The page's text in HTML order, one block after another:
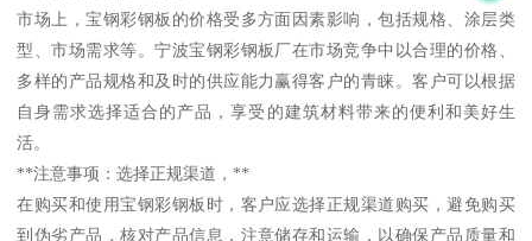
市场上，宝钢彩钢板的价格受多方面因素影响，包括规格、涂层类
型、市场需求等。宁波宝钢彩钢板厂在市场竞争中以合理的价格、
多样的产品规格和及时的供应能力赢得客户的青睐。客户可以根据
自身需求选择适合的产品，享受的建筑材料带来的便利和美好生
活。
**注意事项：选择正规渠道，**
在购买和使用宝钢彩钢板时，客户应选择正规渠道购买，避免购买
到伪劣产品，核对产品信息，注意储存和运输，以确保产品质量和